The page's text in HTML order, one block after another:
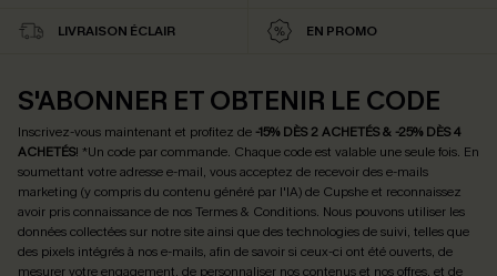
LIVRAISON ÉCLAIR EN PROMO
S'ABONNER ET OBTENIR LE CODE
Inscrivez-vous maintenant et profitez de -15% DÈS 2 ACHETÉS & -25% DÈS 4
ACHETÉS! *Un code par commande. Chaque code est valable une seule fois. En
soumettant votre adresse e-mail, vous acceptez de recevoir des e-mails
marketing (y compris du contenu généré par l'IA) de Cupshe et reconnaissez
avoir pris connaissance de nosTermes & Conditions. Nous pouvons utiliser les
données collectées sur notre site ainsi que des technologies de suivi, telles que
des pixels intégrés à nos e-mails, afin de savoir si ceux-ci ont été ouverts, de
mesurer votre engagement, de personnaliser nos contenus et nos offres, et de